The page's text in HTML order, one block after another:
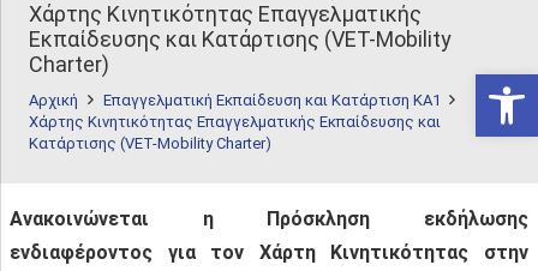
Χάρτης Κινητικότητας Επαγγελματικής
Εκπαίδευσης και Κατάρτισης (VET-Mobility
Charter)
Αρχική
Επαγγελματική Εκπαίδευση και Κατάρτιση KA1
Χάρτης Κινητικότητας Επαγγελματικής Εκπαίδευσης και
Κατάρτισης (VET-Mobility Charter)
Ανακοινώνεται η Πρόσκληση εκδήλωσης
ενδιαφέροντος για τον Χάρτη Κινητικότητας στην